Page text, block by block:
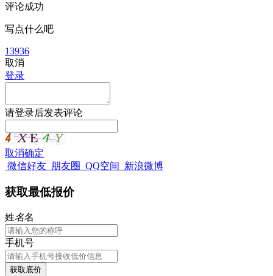
评论成功
写点什么吧
13936
取消
登录
请登录后发表评论
取消确定
微信好友 朋友圈 QQ空间 新浪微博
获取最低报价
姓名名
手机号
获取底价